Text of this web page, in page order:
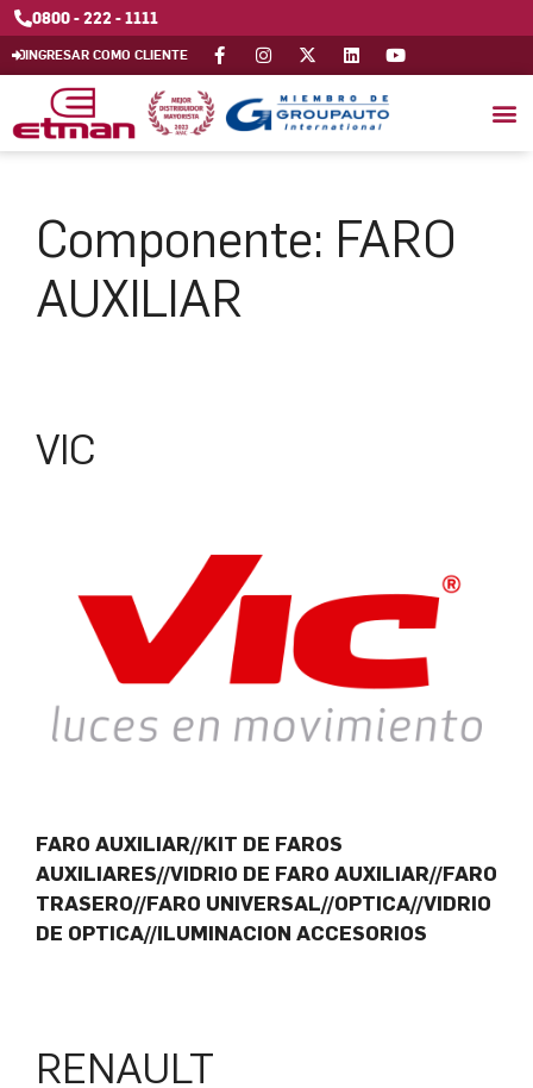
0800 - 222 - 1111
INGRESAR COMO CLIENTE
Componente: FARO
AUXILIAR
VIC
FARO AUXILIAR//KIT DE FAROS
AUXILIARES//VIDRIO DE FARO AUXILIAR//FARO
TRASERO//FARO UNIVERSAL//OPTICA//VIDRIO
DE OPTICA//ILUMINACION ACCESORIOS
RENAULT